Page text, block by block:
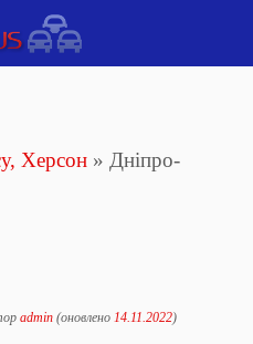
Херсон » Дніпро-
admin (оновлено 14.11.2022)